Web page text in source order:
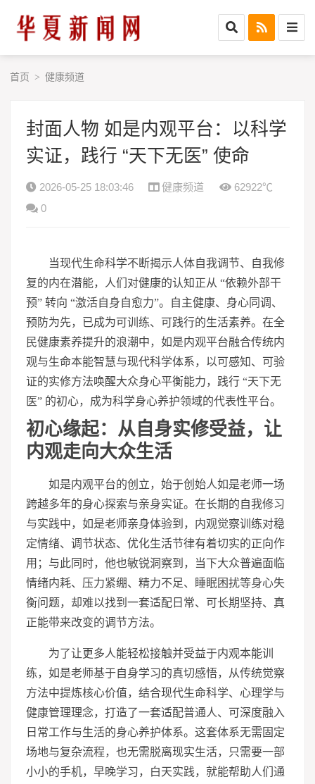
首页 > 健康频道
封面人物 如是内观平台：以科学
实证，践行 “天下无医” 使命
2026-05-25 18:03:46 健康频道
62922℃
0
当现代生命科学不断揭示人体自我调节、自我修
复的内在潜能，人们对健康的认知正从 “依赖外部干
预” 转向 “激活自身自愈力”。自主健康、身心同调、
预防为先，已成为可训练、可践行的生活素养。在全
民健康素养提升的浪潮中，如是内观平台融合传统内
观与生命本能智慧与现代科学体系，以可感知、可验
证的实修方法唤醒大众身心平衡能力，践行 “天下无
医” 的初心，成为科学身心养护领域的代表性平台。
初心缘起：从自身实修受益，让
内观走向大众生活
如是内观平台的创立，始于创始人如是老师一场
跨越多年的身心探索与亲身实证。在长期的自我修习
与实践中，如是老师亲身体验到，内观觉察训练对稳
定情绪、调节状态、优化生活节律有着切实的正向作
用；与此同时，他也敏锐洞察到，当下大众普遍面临
情绪内耗、压力紧绷、精力不足、睡眠困扰等身心失
衡问题，却难以找到一套适配日常、可长期坚持、真
正能带来改变的调节方法。
为了让更多人能轻松接触并受益于内观本能训
练，如是老师基于自身学习的真切感悟，从传统觉察
方法中提炼核心价值，结合现代生命科学、心理学与
健康管理理念，打造了一套适配普通人、可深度融入
日常工作与生活的身心养护体系。这套体系无需固定
场地与复杂流程，也无需脱离现实生活，只需要一部
小小的手机，早晚学习，白天实践，就能帮助人们通